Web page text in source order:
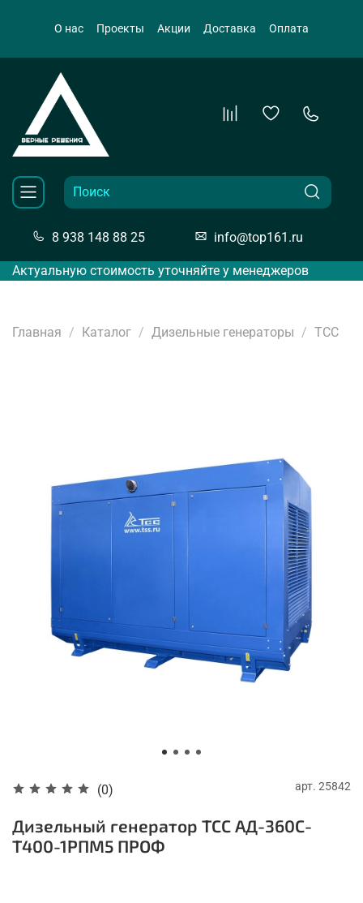
О нас Проекты Акции Доставка Оплата
8 938 148 88 25 info@top161.ru
Актуальную стоимость уточняйте у менеджеров
Главная Каталог Дизельные генераторы ТСС
(0) арт. 25842
Дизельный генератор ТСС АД-360С-
Т400-1РПМ5 ПРОФ